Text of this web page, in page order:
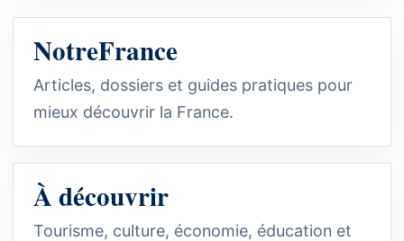
NotreFrance
Articles, dossiers et guides pratiques pour
mieux découvrir la France.
À découvrir
Tourisme, culture, économie, éducation et